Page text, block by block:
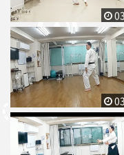
Shuriken black belt
belt first stage. Sports
ring the Aikido
uctor qualifications. Instructed Aikido and self-defense tec
hniques on TV
Man”, the famous
i”, the singer group
ka Christine”. All two volumes of the DVD “Using Aikido” ar
e available from BAB
ntact Aikido